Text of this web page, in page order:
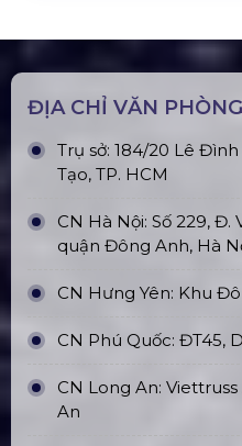
ĐỊA CHỈ VĂN PHÒNG
Trụ sở: 184/20 Lê
Tạo, TP. HCM
CN Hà Nội: Số 229, Đ.
quận Đông Anh, Hà
CN Hưng Yên: Khu
CN Phú Quốc: ĐT45,
CN Long An:
An